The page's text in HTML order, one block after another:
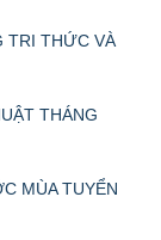
TRI THỨC VÀ
THÁNG
MÙA TUYỂN